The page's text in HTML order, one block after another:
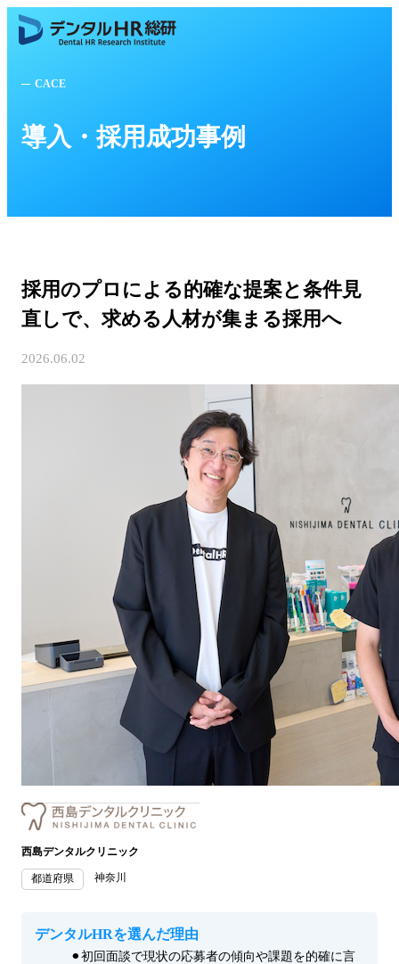
CACE
導入・採用成功事例
採用のプロによる的確な提案と条件見
直しで、求める人材が集まる採用へ
2026.06.02
西島デンタルクリニック
都道府県 神奈川
デンタルHRを選んだ理由
⚫︎初回面談で現状の応募者の傾向や課題を的確に言